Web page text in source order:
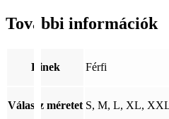
További információk
Kinek Férfi
Válassz méretet S, M, L, XL,